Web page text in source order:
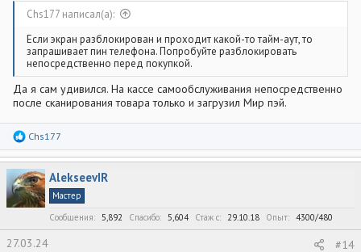
Chs177 написал(а):
Если экран разблокирован и проходит какой-то тайм-аут, то
запрашивает пин телефона. Попробуйте разблокировать
непосредственно перед покупкой.
Да я сам удивился. На кассе самообслуживания непосредственно
после сканирования товара только и загрузил Мир пэй.
Р
а
к
ц
и
и
Chs177
AlekseevIR
Мастер
Сообщения
5,892 Спасибо 5,604 Стаж c 29.10.18 Опыт 4300/480
27.03.24 #14